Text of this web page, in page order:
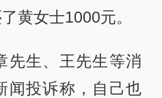
黄女士1000元。
先生、王先生等消
闻投诉称，自己也